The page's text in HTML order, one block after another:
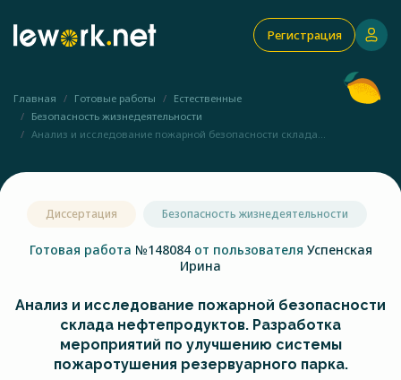
Регистрация
Главная Готовые работы
Естественные
Безопасность жизнедеятельности
Анализ и исследование пожарной безопасности склада...
Диссертация Безопасность жизнедеятельности
Готовая работа №148084 от пользователя Успенская
Ирина
Анализ и исследование пожарной безопасности
склада нефтепродуктов. Разработка
мероприятий по улучшению системы
пожаротушения резервуарного парка.